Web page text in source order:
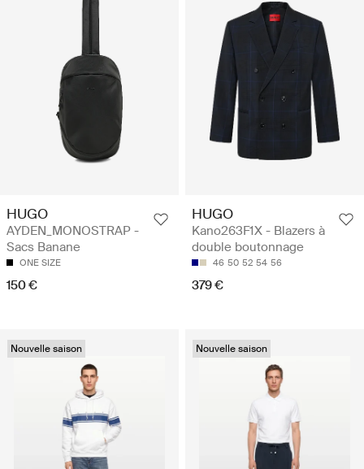
HUGO
AYDEN_MONOSTRAP -
Sacs Banane
ONE SIZE
150 €
HUGO
Kano263F1X - Blazers à
double boutonnage
46 50 52 54 56
379 €
Nouvelle saison Nouvelle saison